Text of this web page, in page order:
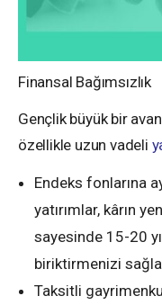
Finansal Bağımsızlık
Gençlik büyük bir
özellikle uzun vadeli
Endeks fonlarına
yatırımlar, kârın
sayesinde 15-20
biriktirmenizi
Taksitli